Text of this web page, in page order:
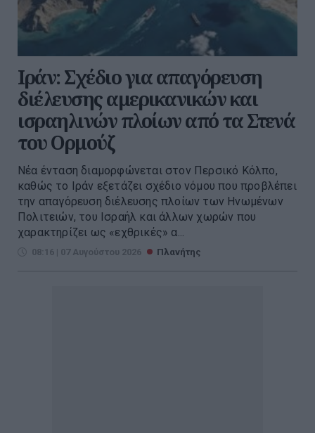
Ιράν: Σχέδιο για απαγόρευση
διέλευσης αμερικανικών και
ισραηλινών πλοίων από τα Στενά
του Ορμούζ
Νέα ένταση διαμορφώνεται στον Περσικό Κόλπο,
καθώς το Ιράν εξετάζει σχέδιο νόμου που προβλέπει
την απαγόρευση διέλευσης πλοίων των Ηνωμένων
Πολιτειών, του Ισραήλ και άλλων χωρών που
χαρακτηρίζει ως «εχθρικές» α...
08:16 | 07 Αυγούστου 2026 Πλανήτης